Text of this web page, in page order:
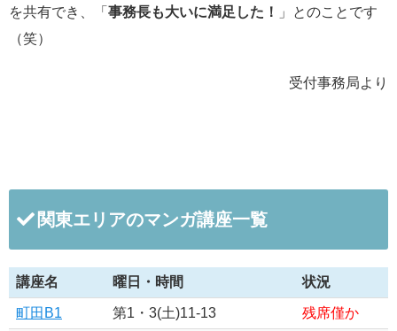
を共有でき、「 事務長も大いに満足した！
」とのことです
（笑）
受付事務局より
関東エリアのマンガ講座一覧
講座名 曜日・時間 状況
町田B1 第1・3(土)11-13 残席僅か